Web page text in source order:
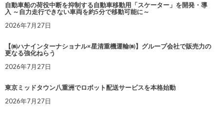
自動車船の荷役中断を抑制する自動車移動用「スケーター」を開発・導
入 ～自力走行できない車両を約5分で移動可能に～
2026年7月27日
【㈱ハナインターナショナル×星清重機運輸㈱】グループ会社で販売力の
更なる強化ねらう
2026年7月27日
東京ミッドタウン八重洲でロボット配送サービスを本格始動
2026年7月27日